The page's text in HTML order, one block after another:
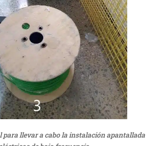
para llevar a cabo la instalación apantallada